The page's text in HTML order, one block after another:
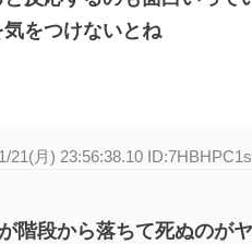
をつけないとね
21(月) 23:56:38.10
階段から落ちて死ぬのが